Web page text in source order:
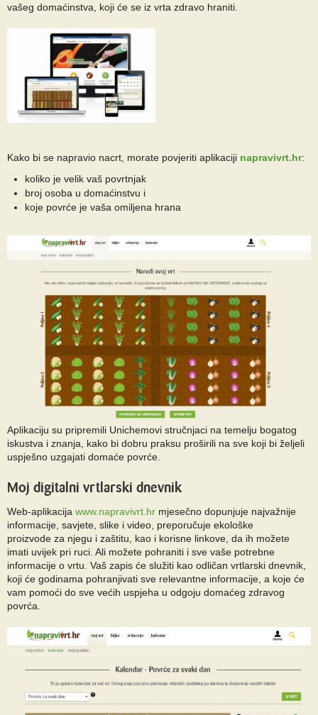
vašeg domaćinstva, koji će se iz vrta zdravo hraniti.
Kako bi se napravio nacrt, morate povjeriti aplikaciji napravivrt.hr:
koliko je velik vaš povrtnjak
broj osoba u domaćinstvu i
koje povrće je vaša omiljena hrana
Aplikaciju su pripremili Unichemovi stručnjaci na temelju bogatog
iskustva i znanja, kako bi dobru praksu proširili na sve koji bi željeli
uspješno uzgajati domaće povrće.
Moj digitalni vrtlarski dnevnik
Web-aplikacija www.napravivrt.hr mjesečno dopunjuje najvažnije
informacije, savjete, slike i video, preporučuje ekološke
proizvode za njegu i zaštitu, kao i korisne linkove, da ih možete
imati uvijek pri ruci. Ali možete pohraniti i sve vaše potrebne
informacije o vrtu. Vaš zapis će služiti kao odličan vrtlarski dnevnik,
koji će godinama pohranjivati sve relevantne informacije, a koje će
vam pomoći do sve većih uspjeha u odgoju domaćeg zdravog
povrća.